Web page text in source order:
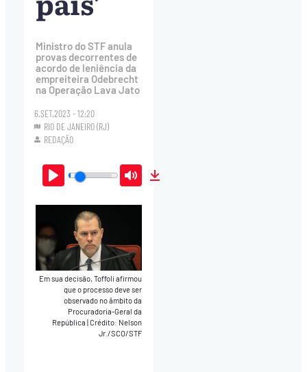
Ministro do STF anula
provas decorrentes de
acordo de leniência da
empreiteira Odebrecht
na Operação Lava Jato
6.SET.2023 - 12:20
RIO DE JANEIRO (RJ)
REDAÇÃO
Play Mute
Em sua decisão, Toffoli afirmou
que o processo deve ser
observado no âmbito da
Procuradoria-Geral da
República|Crédito: Nelson
Jr./SCO/STF